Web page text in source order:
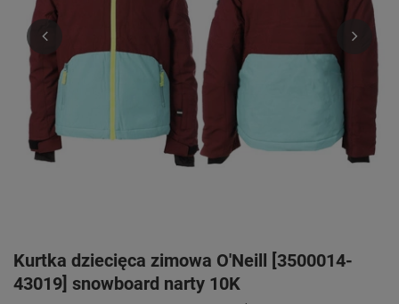
Kurtka dziecięca zimowa O'Neill [3500014-
43019] snowboard narty 10K